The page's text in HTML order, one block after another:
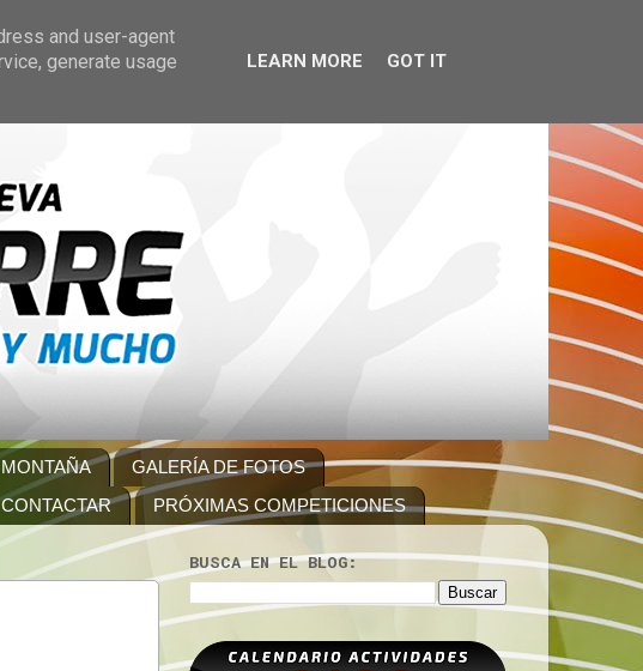
GALERÍA DE FOTOS
CONTACTAR PRÓXIMAS COMPETICIONES
BUSCA EN EL BLOG:
and user-agent
generate usage
LEARN MORE GOT IT